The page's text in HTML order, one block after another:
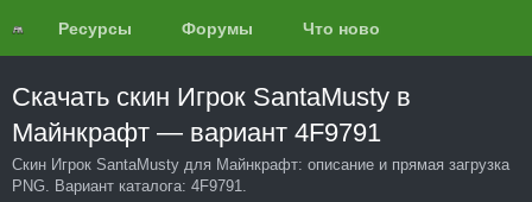
Ресурсы Форумы Что нового?
Скачать скин Игрок SantaMusty в
Майнкрафт — вариант 4F9791
Скин Игрок SantaMusty для Майнкрафт: описание и прямая загрузка
PNG. Вариант каталога: 4F9791.